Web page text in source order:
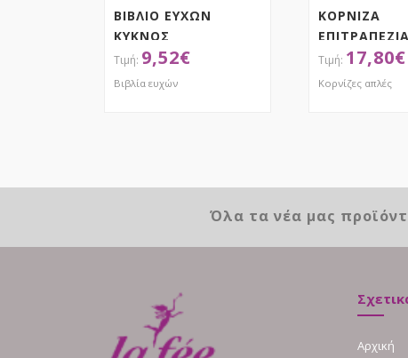
ΒΙΒΛΙΟ ΕΥΧΩΝ
ΚΥΚΝΟΣ
9,52€
Βιβλία ευχών
ΚΟΡΝΙΖΑ
ΕΠΙΤΡΑΠΕΖΙΑ
ΓΟΡΓΟΝΑ ΜΕ
ΚΑΡΔΙΕΣ
17,80€
Κορνίζες απλές
Όλα τα νέα μας
Αρχική